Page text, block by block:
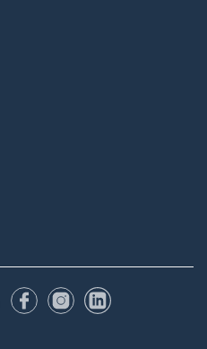
FacebookuInstagramu
LinkedIn